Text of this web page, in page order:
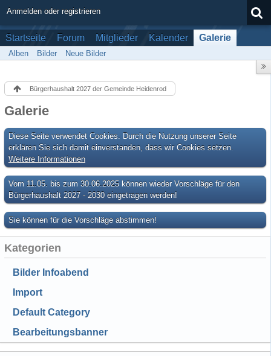
Anmelden oder registrieren
Startseite Forum Mitglieder Kalender Galerie
Alben Bilder Neue Bilder
Bürgerhaushalt 2027 der Gemeinde Heidenrod
Galerie
Diese Seite verwendet Cookies. Durch die Nutzung unserer Seite
erklären Sie sich damit einverstanden, dass wir Cookies setzen.
Weitere Informationen
Vom 11.05. bis zum 30.06.2025 können wieder Vorschläge für den
Bürgerhaushalt 2027 - 2030 eingetragen werden!
Sie können für die Vorschläge abstimmen!
Kategorien
Bilder Infoabend
Import
Default Category
Bearbeitungsbanner